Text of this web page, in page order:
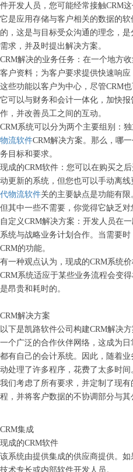
件开发人员，您可能经常接触CRM
它是应用存储与客户相关的数据的
的，这是与目标受众沟通的理念，
需求，并及时提出解决方案。
CRM解决的业务任务：在一个地方
客户资料；为客户要求提供快速响应
这些功能以客户为中心，尽管CRM
它可以与财务和会计一体化，加快
作，并改善员工之间的互动。
CRM系统可以分为两个主要组别：
物流软件CRM解决方案。那么，哪
务目标和要求。
现成的CRM软件：您可以在购买之
动更新的系统，但您也可以手动离
代物流软件关的主要缺点是功能有限
但其中一些不需要，你觉得它缺乏对
自定义CRM解决方案：开发人员在
系统与战略业务计划合作。当需要
CRM的功能。
有一种观点认为，现成的CRM系统
CRM系统适应于某些业务流程会变
是昂贵和耗时的。
CRM解决方案
以下是凯路软件公司构建CRM解决
一个广泛的合作伙伴网络，这成为
都有自己的会计系统。因此，随着
动处理了许多程序，花费了太多时间
我们考虑了所有要求，并定制了现有
程，并将客户数据的不协调部分与其
CRM集成
现成的CRM软件
该系统由提供集成的供应商提供。
技术专长或内部软件开发人员。